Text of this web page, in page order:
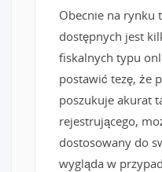
Obecnie na rynku
dostępnych jest
fiskalnych typu
postawić tezę, że
poszukuje akurat
rejestrującego,
dostosowany do
wygląda w